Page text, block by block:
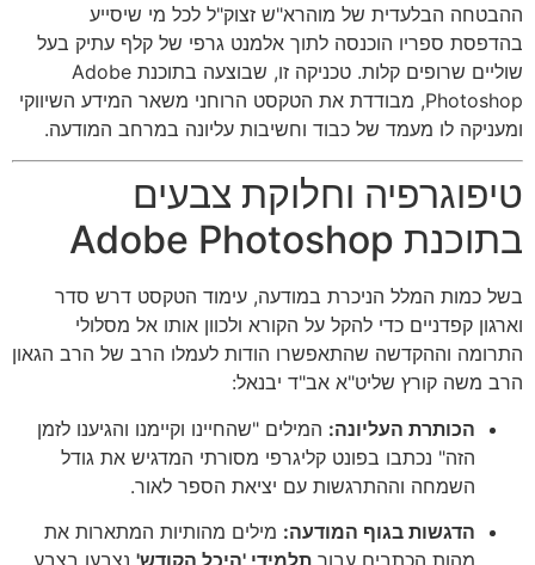
ההבטחה הבלעדית של מוהרא"ש זצוק"ל לכל מי שיסייע
בהדפסת ספריו הוכנסה לתוך אלמנט גרפי של קלף עתיק בעל
שוליים שרופים קלות. טכניקה זו, שבוצעה בתוכנת Adobe
Photoshop, מבודדת את הטקסט הרוחני משאר המידע השיווקי
ומעניקה לו מעמד של כבוד וחשיבות עליונה במרחב המודעה.
טיפוגרפיה וחלוקת צבעים
בתוכנת Adobe Photoshop
בשל כמות המלל הניכרת במודעה, עימוד הטקסט דרש סדר
וארגון קפדניים כדי להקל על הקורא ולכוון אותו אל מסלולי
התרומה וההקדשה שהתאפשרו הודות לעמלו הרב של הרב הגאון
הרב משה קורץ שליט"א אב"ד יבנאל:
הכותרת העליונה: המילים "שהחיינו וקיימנו והגיענו לזמן
הזה" נכתבו בפונט קליגרפי מסורתי המדגיש את גודל
השמחה וההתרגשות עם יציאת הספר לאור.
הדגשות בגוף המודעה: מילים מהותיות המתארות את
מהות הכתבים עבור תלמידי 'היכל הקודש' נצבעו בצבע